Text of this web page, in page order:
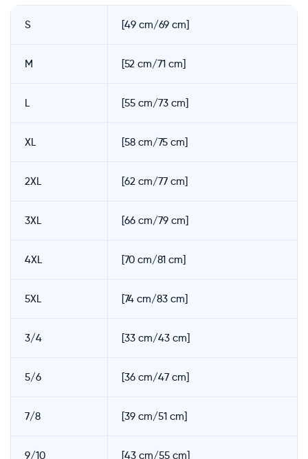
S [49 cm/69 cm]
M [52 cm/71 cm]
L [55 cm/73 cm]
XL [58 cm/75 cm]
2XL [62 cm/77 cm]
3XL [66 cm/79 cm]
4XL [70 cm/81 cm]
5XL [74 cm/83 cm]
3/4 [33 cm/43 cm]
5/6 [36 cm/47 cm]
7/8 [39 cm/51 cm]
9/10 [43 cm/55 cm]